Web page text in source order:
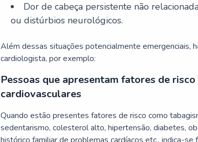
Dor de cabeça persistente não
ou distúrbios neurológicos.
Além dessas situações potencialmente emergenciais,
cardiologista, por exemplo:
Pessoas que apresentam fatores de
cardiovasculares
Quando estão presentes fatores de risco como
sedentarismo, colesterol alto, hipertensão, diabetes,